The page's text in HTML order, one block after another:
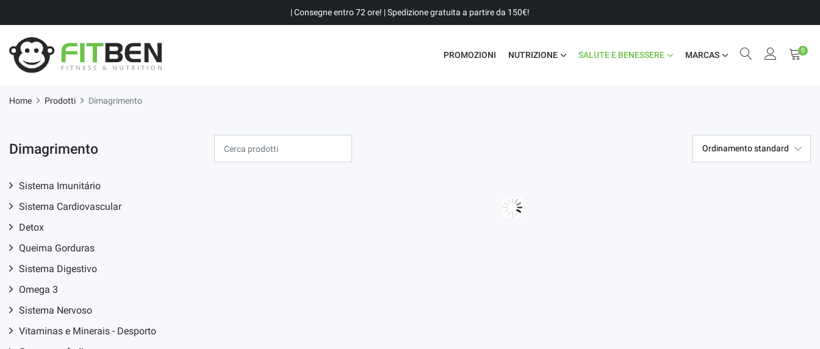
| Consegne entro 72 ore! | Spedizione gratuita a partire da 150€!
PROMOZIONI NUTRIZIONE SALUTE E BENESSERE MARCAS 0
Home Prodotti Dimagrimento
Dimagrimento
Sistema Imunitário
Sistema Cardiovascular
Detox
Queima Gorduras
Sistema Digestivo
Omega 3
Sistema Nervoso
Vitaminas e Minerais - Desporto